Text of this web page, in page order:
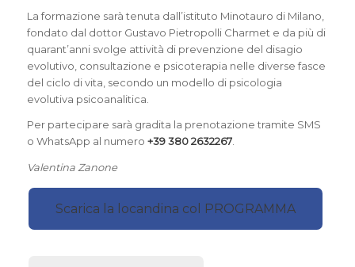
La formazione sarà tenuta dall’istituto Minotauro di Milano,
fondato dal dottor Gustavo Pietropolli Charmet e da più di
quarant’anni svolge attività di prevenzione del disagio
evolutivo, consultazione e psicoterapia nelle diverse fasce
del ciclo di vita, secondo un modello di psicologia
evolutiva psicoanalitica.
Per partecipare sarà gradita la prenotazione tramite SMS
o WhatsApp al numero +39 380 2632267.
Valentina Zanone
Scarica la locandina col PROGRAMMA